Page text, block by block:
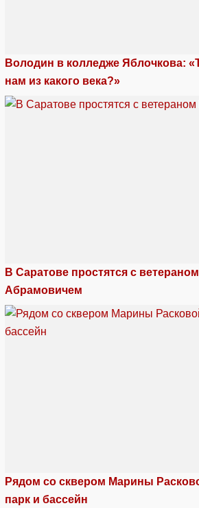
Володин в колледже Яблочкова:
нам из какого века?»
В Саратове простятся с
Абрамовичем
Рядом со сквером Марины
парк и бассейн